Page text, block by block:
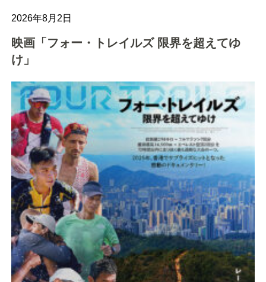
2026年8月2日
映画「フォー・トレイルズ 限界を超えてゆ
け」